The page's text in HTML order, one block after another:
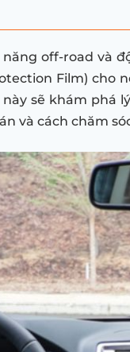
off-road và
Film)
sẽ khám phá
và cách chăm